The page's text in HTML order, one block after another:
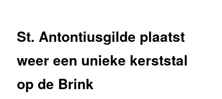
St. Antontiusgilde plaatst
weer een unieke kerststal
op de Brink